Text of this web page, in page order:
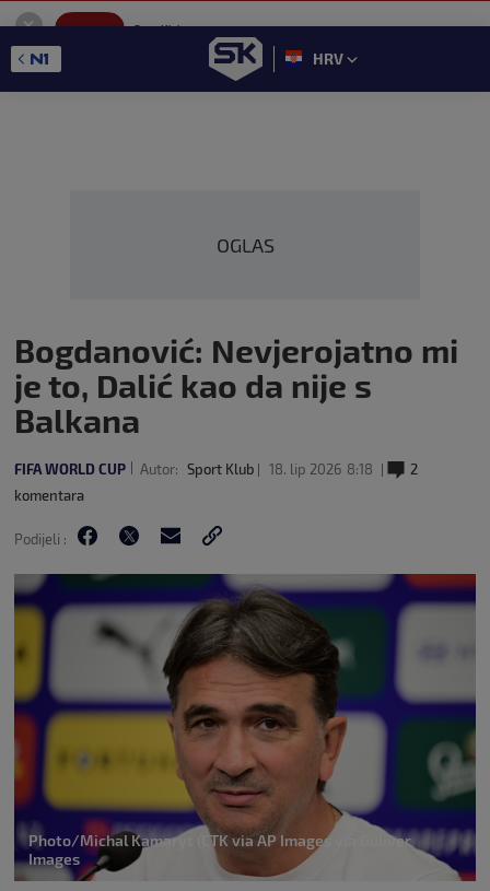
SportKlub
GET - On the Google Play
HRV
OGLAS
Bogdanović: Nevjerojatno mi
je to, Dalić kao da nije s
Balkana
FIFA WORLD CUP Autor: Sport Klub 18. lip 2026 8:18
2
komentara
Podijeli :
Photo/Michal Kamaryt (CTK via AP Images via Guliver
Images